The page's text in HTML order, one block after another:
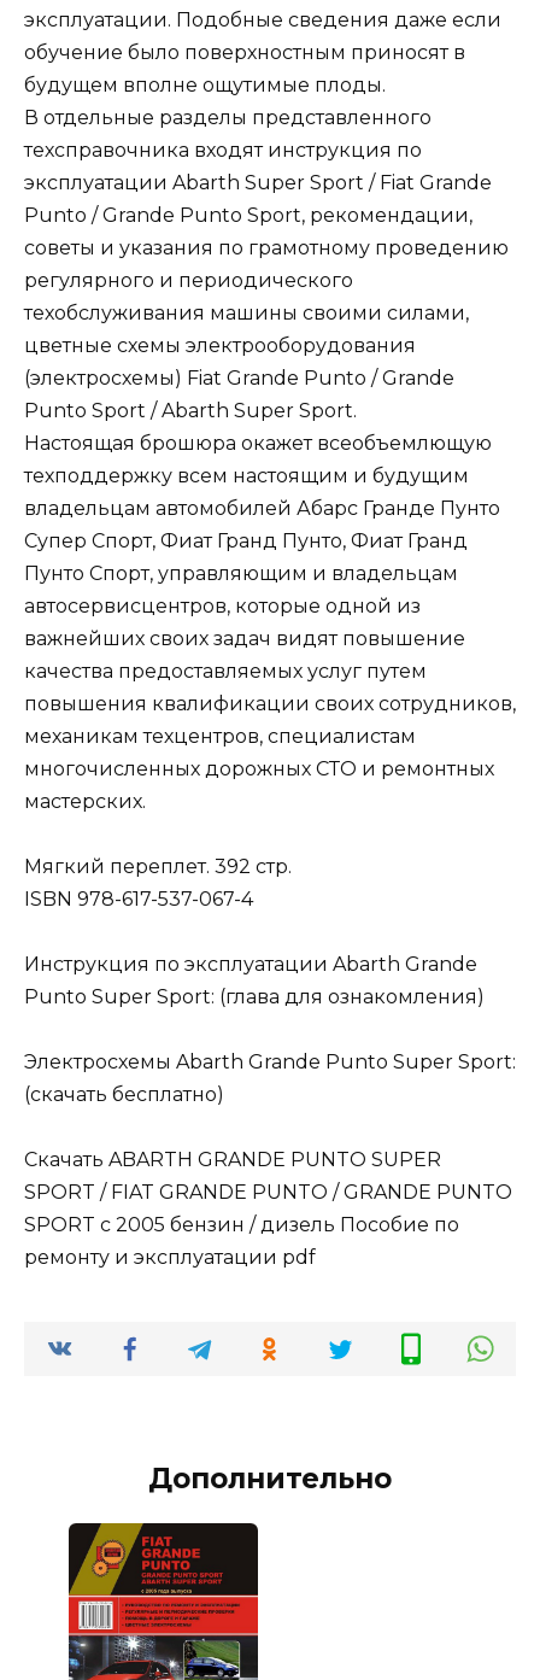
эксплуатации. Подобные сведения даже если
обучение было поверхностным приносят в
будущем вполне ощутимые плоды.
В отдельные разделы представленного
техсправочника входят инструкция по
эксплуатации Abarth Super Sport / Fiat Grande
Punto / Grande Punto Sport, рекомендации,
советы и указания по грамотному проведению
регулярного и периодического
техобслуживания машины своими силами,
цветные схемы электрооборудования
(электросхемы) Fiat Grande Punto / Grande
Punto Sport / Abarth Super Sport.
Настоящая брошюра окажет всеобъемлющую
техподдержку всем настоящим и будущим
владельцам автомобилей Абарс Гранде Пунто
Супер Спорт, Фиат Гранд Пунто, Фиат Гранд
Пунто Спорт, управляющим и владельцам
автосервисцентров, которые одной из
важнейших своих задач видят повышение
качества предоставляемых услуг путем
повышения квалификации своих сотрудников,
механикам техцентров, специалистам
многочисленных дорожных СТО и ремонтных
мастерских.
Мягкий переплет. 392 стр.
ISBN 978-617-537-067-4
Инструкция по эксплуатации Abarth Grande
Punto Super Sport: (глава для ознакомления)
Электросхемы Abarth Grande Punto Super Sport:
(скачать бесплатно)
Скачать ABARTH GRANDE PUNTO SUPER
SPORT / FIAT GRANDE PUNTO / GRANDE PUNTO
SPORT с 2005 бензин / дизель Пособие по
ремонту и эксплуатации pdf
Дополнительно